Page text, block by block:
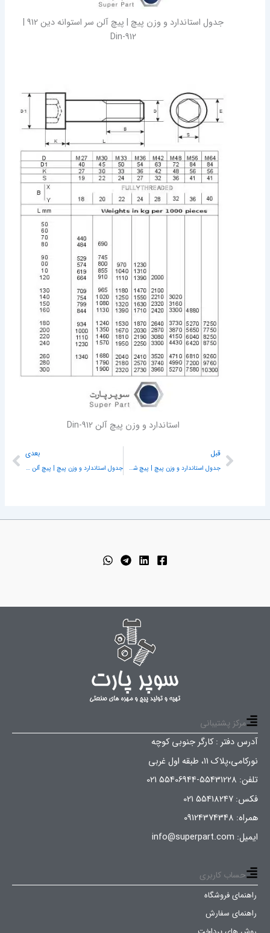
جدول استاندارد و وزن پیچ | پیچ آلن سر استوانه دین 912 |‌
Din-912
استاندارد و وزن پیچ آلن Din-912
قبلی
قبل
جدول استاندارد و وزن پیچ | پیچ شش گوش فلنجی دین 6921 | Din-6921
بعدی
جدول استاندارد و وزن پیچ | پیچ آلن سرکوتاه دین 6912 |‌ Din-6912
مرکز پشتیبانی
آدرس دفتر : کارگر جنوبی کوچه
نورکامی،پلاک 11، طبقه اول غربی
تلفن: 55431228-55406944 021
فکس: 55418247 021
همراه: 09124374348
ایمیل: info@superpart.com
حساب کاربری
راهنمای فروشگاه
راهنمای سفارش